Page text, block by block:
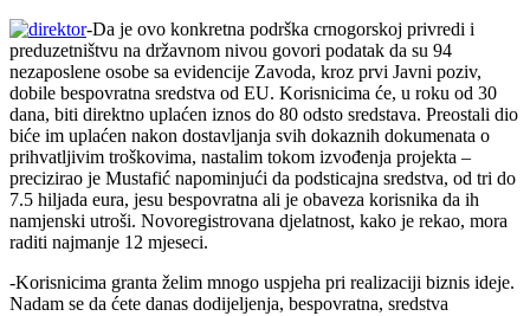
-Da je ovo konkretna podrška crnogorskoj privredi i
preduzetništvu na državnom nivou govori podatak da su 94
nezaposlene osobe sa evidencije Zavoda, kroz prvi Javni poziv,
dobile bespovratna sredstva od EU. Korisnicima će, u roku od 30
dana, biti direktno uplaćen iznos do 80 odsto sredstava. Preostali dio
biće im uplaćen nakon dostavljanja svih dokaznih dokumenata o
prihvatljivim troškovima, nastalim tokom izvođenja projekta –
precizirao je Mustafić napominjući da podsticajna sredstva, od tri do
7.5 hiljada eura, jesu bespovratna ali je obaveza korisnika da ih
namjenski utroši. Novoregistrovana djelatnost, kako je rekao, mora
raditi najmanje 12 mjeseci.
-Korisnicima granta želim mnogo uspjeha pri realizaciji biznis ideje.
Nadam se da ćete danas dodijeljenja, bespovratna, sredstva